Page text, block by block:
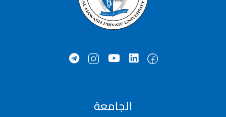
الجامعة